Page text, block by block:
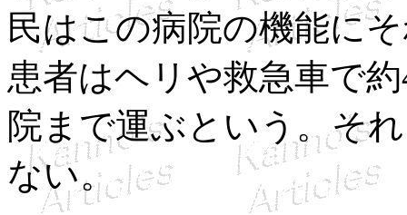
民はこの病院の機能に
患者はヘリや救急車で
院まで運ぶという。そ
ない。